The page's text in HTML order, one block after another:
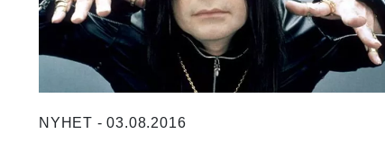
NYHET - 03.08.2016